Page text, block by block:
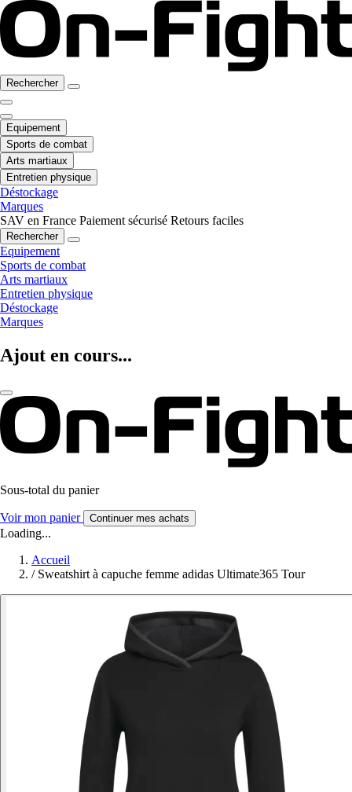
Rechercher
Equipement
Sports de combat
Arts martiaux
Entretien physique
Déstockage
Marques
SAV en France Paiement sécurisé Retours faciles
Rechercher
Equipement
Sports de combat
Arts martiaux
Entretien physique
Déstockage
Marques
Ajout en cours...
Sous-total du panier
Voir mon panier Continuer mes achats
Loading...
Accueil
/ Sweatshirt à capuche femme adidas Ultimate365 Tour